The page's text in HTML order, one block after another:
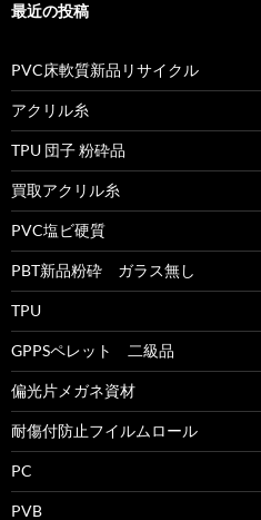
最近の投稿
PVC床軟質新品リサイクル
アクリル糸
TPU 団子 粉砕品
買取アクリル糸
PVC塩ビ硬質
PBT新品粉砕 ガラス無し
TPU
GPPSペレット 二級品
偏光片メガネ資材
耐傷付防止フイルムロール
PC
PVB